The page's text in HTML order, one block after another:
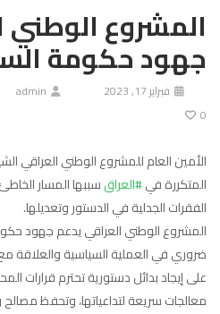
المشروع الوطني
جهود حكومة
فبراير 17, 2023 admin
0
الأمين العام للمشروع الوطني العراقي
المتكررة في ‫#العراق سببها المسار
الفقرات الجدلية في الدستور وتعديلها.
المشروع الوطني العراقي يدعم جهود
ضروري في العملية السياسية والعلاقة
على إيجاد بدائل دستورية تحترم قرارات
معالجات سريعة لتداعياتها، وتحفظ